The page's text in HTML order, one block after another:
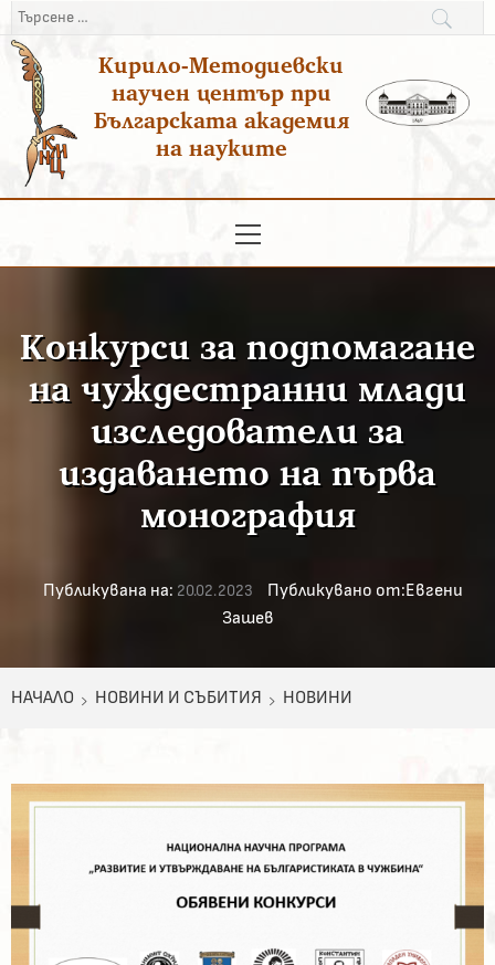
Преминаване
към
съдържанието
Търсене
за:
Кирило-Методиевски
научен център при
Българската академия
на науките
меню
Конкурси за подпомагане
на чуждестранни млади
изследователи за
издаването на първа
монография
Публикувана на: 20.02.2023 Публикувано от:Евгени
Зашев
НАЧАЛО НОВИНИ И СЪБИТИЯ НОВИНИ